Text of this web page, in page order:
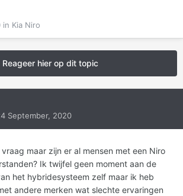
in Kia Niro
Reageer hier op dit topic
September, 2020
maar zijn er al mensen met een Niro
Ik twijfel geen moment aan de
het hybridesysteem zelf maar ik heb
andere merken wat slechte ervaringen